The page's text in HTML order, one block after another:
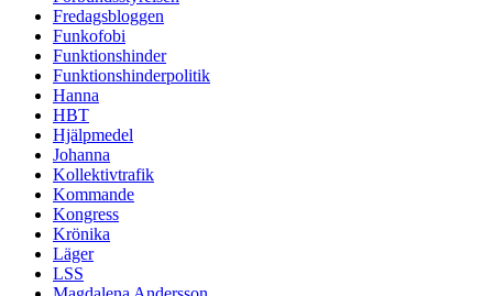
Fredagsbloggen
Funkofobi
Funktionshinder
Funktionshinderpolitik
Hanna
HBT
Hjälpmedel
Johanna
Kollektivtrafik
Kommande
Kongress
Krönika
Läger
LSS